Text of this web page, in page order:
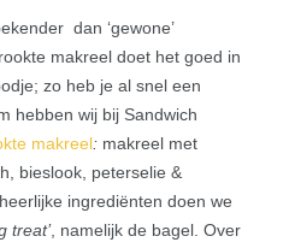
dan ‘gewone’
makreel doet het goed in
zo heb je al snel een
hebben wij bij Sandwich
makreel: makreel met
bieslook, peterselie &
ingrediënten doen we
treat’, namelijk de bagel. Over